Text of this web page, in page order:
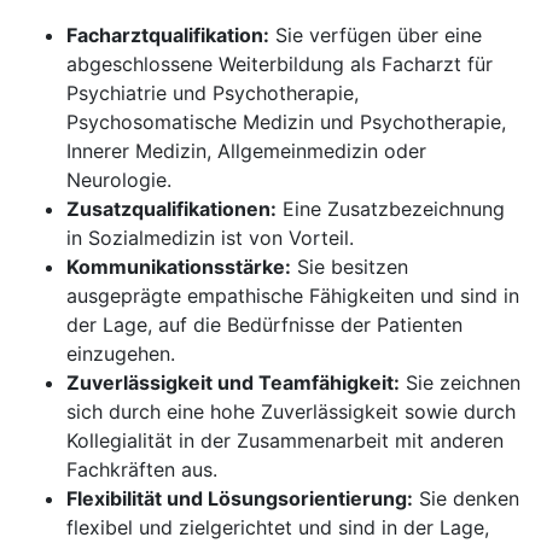
Facharztqualifikation: Sie verfügen über eine
abgeschlossene Weiterbildung als Facharzt für
Psychiatrie und Psychotherapie,
Psychosomatische Medizin und Psychotherapie,
Innerer Medizin, Allgemeinmedizin oder
Neurologie.
Zusatzqualifikationen: Eine Zusatzbezeichnung
in Sozialmedizin ist von Vorteil.
Kommunikationsstärke: Sie besitzen
ausgeprägte empathische Fähigkeiten und sind in
der Lage, auf die Bedürfnisse der Patienten
einzugehen.
Zuverlässigkeit und Teamfähigkeit: Sie zeichnen
sich durch eine hohe Zuverlässigkeit sowie durch
Kollegialität in der Zusammenarbeit mit anderen
Fachkräften aus.
Flexibilität und Lösungsorientierung: Sie denken
flexibel und zielgerichtet und sind in der Lage,